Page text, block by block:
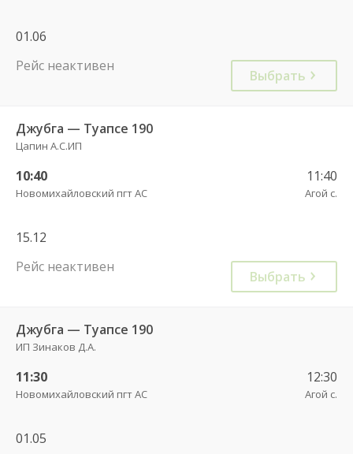
01.06
Рейс неактивен
Выбрать
Джубга — Туапсе 190
Цапин А.С.ИП
10:40
Новомихайловский пгт АС
11:40
Агой с.
15.12
Рейс неактивен
Выбрать
Джубга — Туапсе 190
ИП Зинаков Д.А.
11:30
Новомихайловский пгт АС
12:30
Агой с.
01.05